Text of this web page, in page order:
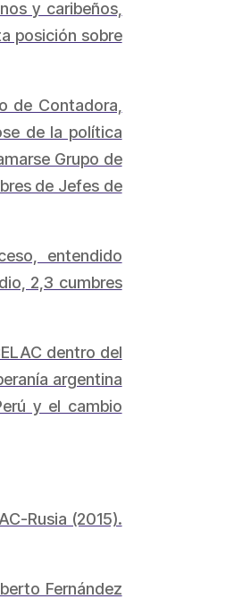
y caribeños,
posición sobre
de Contadora,
de la política
Grupo de
de Jefes de
entendido
2,3 cumbres
dentro del
argentina
y el cambio
Rusia (2015).
Fernández